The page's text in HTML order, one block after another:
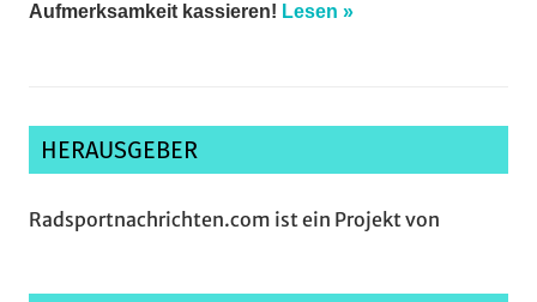
Aufmerksamkeit kassieren! Lesen »
HERAUSGEBER
Radsportnachrichten.com ist ein Projekt von